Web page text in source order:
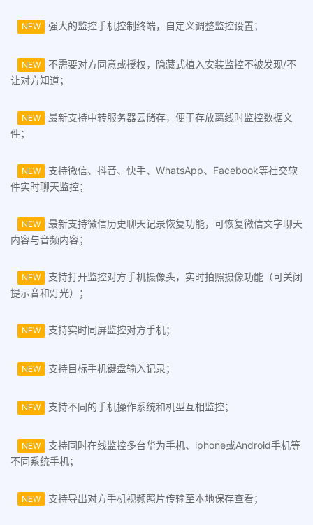
NEW 强大的监控手机控制终端，自定义调整监控设置；
NEW
不需要对方同意或授权，隐藏式植入安装监控不被发现/不
让对方知道；
NEW
最新支持中转服务器云储存，便于存放离线时监控数据文
件；
NEW
支持微信、抖音、快手、WhatsApp、Facebook等社交软
件实时聊天监控；
NEW
最新支持微信历史聊天记录恢复功能，可恢复微信文字聊天
内容与音频内容；
NEW
支持打开监控对方手机摄像头，实时拍照摄像功能（可关闭
提示音和灯光）；
NEW 支持实时同屏监控对方手机；
NEW 支持目标手机键盘输入记录；
NEW 支持不同的手机操作系统和机型互相监控；
NEW
支持同时在线监控多台华为手机、iphone或Android手机等
不同系统手机；
NEW 支持导出对方手机视频照片传输至本地保存查看；